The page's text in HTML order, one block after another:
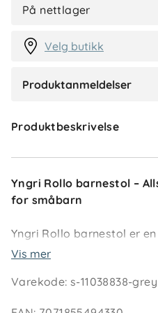
På nettlager
Velg butikk
Produktanmeldelser
Produktbeskrivelse
Yngri Rollo barnestol –
for småbarn
Yngri Rollo barnestol er
som fungerer både som
og lett å ta med på reise.
Vis mer
Varekode:s-11038838-grey